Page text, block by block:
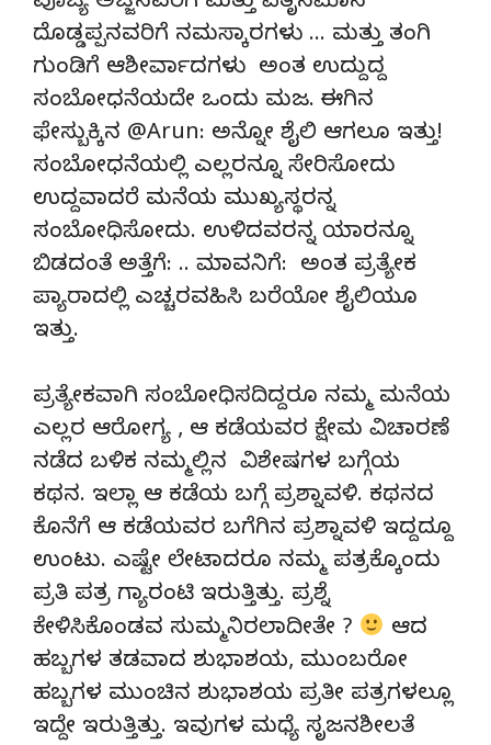
ದೊಡ್ಡಪ್ಪನವರಿಗೆ ನಮಸ್ಕಾರಗಳು … ಮತ್ತು ತಂಗಿ
ಗುಂಡಿಗೆ ಆಶೀರ್ವಾದಗಳು ಅಂತ ಉದ್ದುದ್ದ
ಸಂಬೋಧನೆಯದೇ ಒಂದು ಮಜ. ಈಗಿನ
ಫೇಸ್ಬುಕ್ಕಿನ @Arun: ಅನ್ನೋ ಶೈಲಿ ಆಗಲೂ ಇತ್ತು!
ಸಂಬೋಧನೆಯಲ್ಲಿ ಎಲ್ಲರನ್ನೂ ಸೇರಿಸೋದು
ಉದ್ದವಾದರೆ ಮನೆಯ ಮುಖ್ಯಸ್ಥರನ್ನ
ಸಂಬೋಧಿಸೋದು. ಉಳಿದವರನ್ನ ಯಾರನ್ನೂ
ಬಿಡದಂತೆ ಅತ್ತೆಗೆ: .. ಮಾವನಿಗೆ: ಅಂತ ಪ್ರತ್ಯೇಕ
ಪ್ಯಾರಾದಲ್ಲಿ ಎಚ್ಚರವಹಿಸಿ ಬರೆಯೋ ಶೈಲಿಯೂ
ಇತ್ತು.
ಪ್ರತ್ಯೇಕವಾಗಿ ಸಂಬೋಧಿಸದಿದ್ದರೂ ನಮ್ಮ ಮನೆಯ
ಎಲ್ಲರ ಆರೋಗ್ಯ , ಆ ಕಡೆಯವರ ಕ್ಷೇಮ ವಿಚಾರಣೆ
ನಡೆದ ಬಳಿಕ ನಮ್ಮಲ್ಲಿನ ವಿಶೇಷಗಳ ಬಗ್ಗೆಯ
ಕಥನ. ಇಲ್ಲಾ ಆ ಕಡೆಯ ಬಗ್ಗೆ ಪ್ರಶ್ನಾವಳಿ. ಕಥನದ
ಕೊನೆಗೆ ಆ ಕಡೆಯವರ ಬಗೆಗಿನ ಪ್ರಶ್ನಾವಳಿ ಇದ್ದದ್ದೂ
ಉಂಟು. ಎಷ್ಟೇ ಲೇಟಾದರೂ ನಮ್ಮ ಪತ್ರಕ್ಕೊಂದು
ಪ್ರತಿ ಪತ್ರ ಗ್ಯಾರಂಟಿ ಇರುತ್ತಿತ್ತು. ಪ್ರಶ್ನೆ
ಕೇಳಿಸಿಕೊಂಡವ ಸುಮ್ಮನಿರಲಾದೀತೇ ?
ಆದ
ಹಬ್ಬಗಳ ತಡವಾದ ಶುಭಾಶಯ, ಮುಂಬರೋ
ಹಬ್ಬಗಳ ಮುಂಚಿನ ಶುಭಾಶಯ ಪ್ರತೀ ಪತ್ರಗಳಲ್ಲೂ
ಇದ್ದೇ ಇರುತ್ತಿತ್ತು. ಇವುಗಳ ಮಧ್ಯೆ ಸೃಜನಶೀಲತೆ